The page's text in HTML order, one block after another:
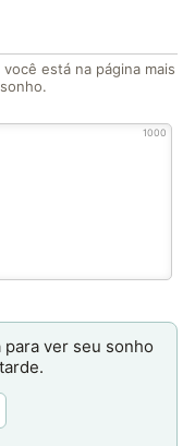
está na página mais
1000
ver seu sonho